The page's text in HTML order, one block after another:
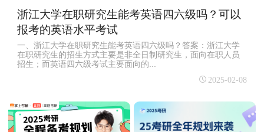
浙江大学在职研究生能考英语四六级吗？可以
报考的英语水平考试
一、浙江大学在职研究生能考英语四六级吗？答案：浙江大学
在职研究生的招生方式主要是非全日制研究生，面向在职人员
招生；而英语四六级考试主要面向的...
2025-02-08